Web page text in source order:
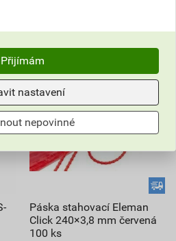
Páska stahovací Eleman
Click 240×3,8 mm červená
100 ks
Přijímám
nastavení
nepovinné